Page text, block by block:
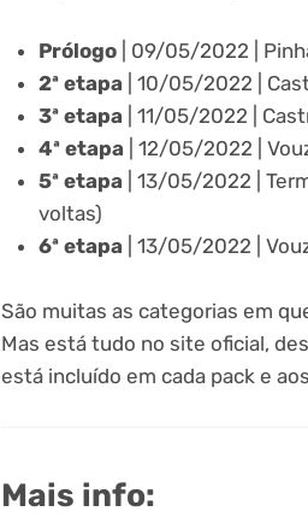
Prólogo| 09/05/2022 |
2ª etapa | 10/05/2022 |
3ª etapa
| 11/05/2022 |
4ª etapa
| 12/05/2022 |
5ª etapa
| 13/05/2022 |
voltas)
6ª etapa
| 13/05/2022 |
São muitas as categorias em
Mas está tudo no site oficial,
está incluído em cada pack e
Mais info: